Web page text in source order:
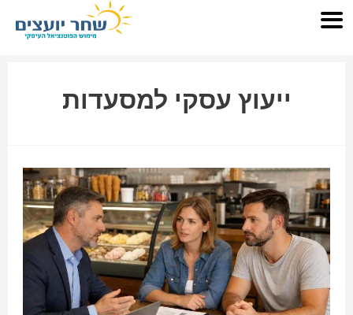
ייעוץ עסקי למסעדות